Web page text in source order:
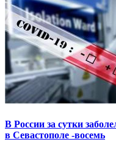
В России за сутки
в Севастополе -восемь